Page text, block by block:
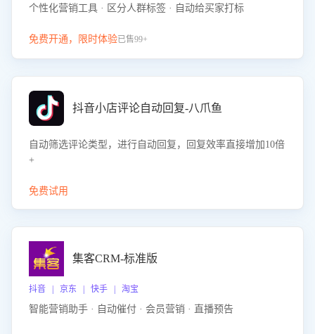
个性化营销工具 · 区分人群标签 · 自动给买家打标
免费开通，限时体验已售99+
抖音小店评论自动回复-八爪鱼
自动筛选评论类型，进行自动回复，回复效率直接增加10倍
+
免费试用
集客CRM-标准版
抖音 | 京东 | 快手 | 淘宝
智能营销助手 · 自动催付 · 会员营销 · 直播预告